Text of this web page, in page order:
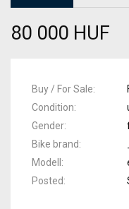
80 000 HUF
Buy / For Sale
Condition
Gender
Bike brand
Modell
Posted